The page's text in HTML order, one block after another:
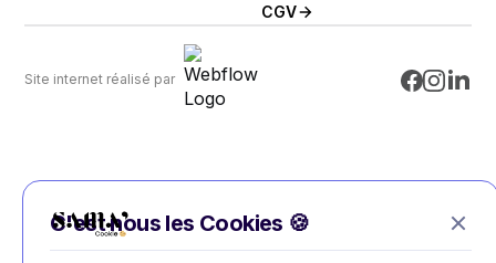
CGV
Site internet réalisé par
C'est nous les Cookies 🍪